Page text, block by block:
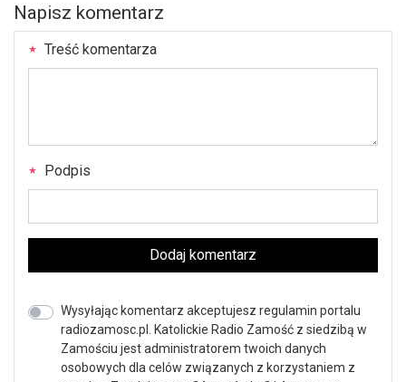
Napisz komentarz
Treść komentarza
Podpis
Dodaj komentarz
Wysyłając komentarz akceptujesz regulamin portalu
radiozamosc.pl. Katolickie Radio Zamość z siedzibą w
Zamościu jest administratorem twoich danych
osobowych dla celów związanych z korzystaniem z